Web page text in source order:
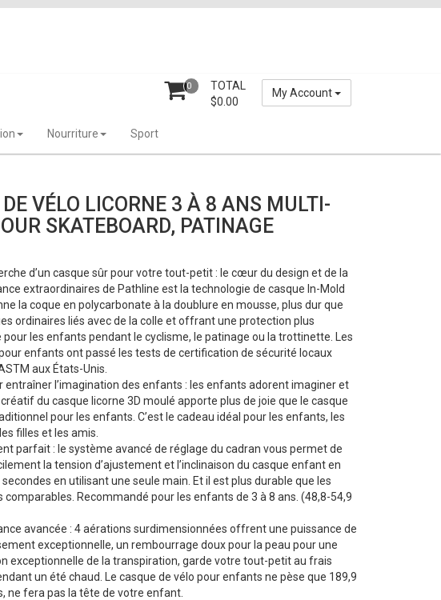
My Account
0
TOTAL
$0.00
Nourriture Sport
VÉLO LICORNE 3 À 8 ANS MULTI-
SKATEBOARD, PATINAGE
d’un casque sûr pour votre tout-petit : le cœur du design et de la
extraordinaires de Pathline est la technologie de casque In-Mold
la coque en polycarbonate à la doublure en mousse, plus dur que
ordinaires liés avec de la colle et offrant une protection plus
les enfants pendant le cyclisme, le patinage ou la trottinette. Les
enfants ont passé les tests de certification de sécurité locaux
aux États-Unis.
entraîner l’imagination des enfants : les enfants adorent imaginer et
créatif du casque licorne 3D moulé apporte plus de joie que le casque
pour les enfants. C’est le cadeau idéal pour les enfants, les
filles et les amis.
parfait : le système avancé de réglage du cadran vous permet de
la tension d’ajustement et l’inclinaison du casque enfant en
en utilisant une seule main. Et il est plus durable que les
comparables. Recommandé pour les enfants de 3 à 8 ans. (48,8-54,9
avancée : 4 aérations surdimensionnées offrent une puissance de
exceptionnelle, un rembourrage doux pour la peau pour une
exceptionnelle de la transpiration, garde votre tout-petit au frais
un été chaud. Le casque de vélo pour enfants ne pèse que 189,9
ne fera pas la tête de votre enfant.